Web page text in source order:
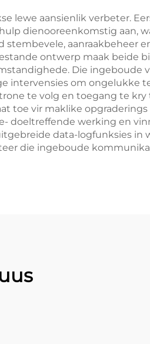
lewe aansienlik verbeter.
dienooreenkomstig aan,
aanraakbeheer
ontwerp maak beide
Die ingeboude
om ongelukke
te volg en toegang te
toe vir maklike
doeltreffende werking en
data-logfunksies in
die ingeboude